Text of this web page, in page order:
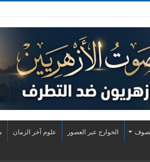
الخوارج عبر العصور علوم آخر الزمان